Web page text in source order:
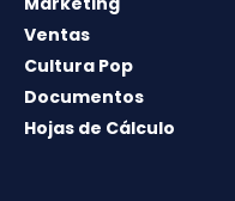
Ventas
Cultura Pop
Documentos
Hojas de Cálculo